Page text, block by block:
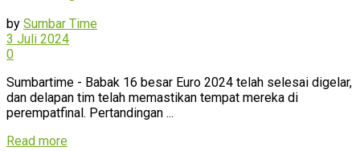
by Sumbar Time
3 Juli 2024
0
Sumbartime - Babak 16 besar Euro 2024 telah selesai digelar,
dan delapan tim telah memastikan tempat mereka di
perempatfinal. Pertandingan ...
Read more